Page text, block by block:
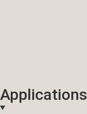
Applications